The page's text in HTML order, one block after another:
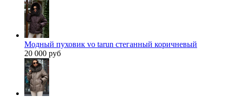
Модный пуховик vo tarun стеганный коричневый
20 000 руб